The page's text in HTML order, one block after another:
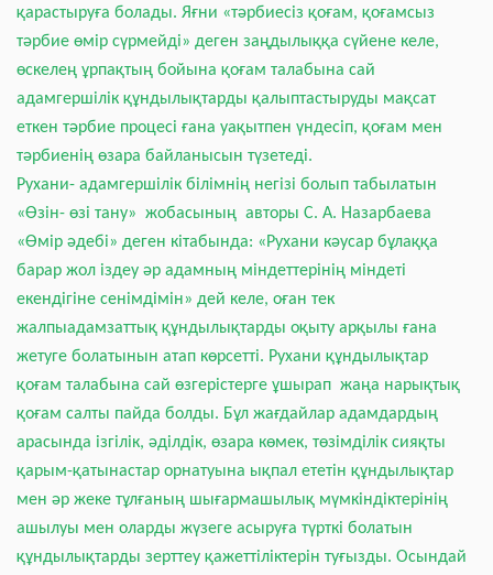
қарастыруға болады. Яғни «тәрбиесіз қоғам, қоғамсыз
тәрбие өмір сүрмейді» деген заңдылыққа сүйене келе,
өскелең ұрпақтың бойына қоғам талабына сай
адамгершілік құндылықтарды қалыптастыруды мақсат
еткен тәрбие процесі ғана уақытпен үндесіп, қоғам мен
тәрбиенің өзара байланысын түзетеді.
Рухани- адамгершілік білімнің негізі болып табылатын
«Өзін- өзі тану» жобасының авторы С. А. Назарбаева
«Өмір әдебі» деген кітабында: «Рухани кәусар бұлаққа
барар жол іздеу әр адамның міндеттерінің міндеті
екендігіне сенімдімін» дей келе, оған тек
жалпыадамзаттық құндылықтарды оқыту арқылы ғана
жетуге болатынын атап көрсетті. Рухани құндылықтар
қоғам талабына сай өзгерістерге ұшырап жаңа нарықтық
қоғам салты пайда болды. Бұл жағдайлар адамдардың
арасында ізгілік, әділдік, өзара көмек, төзімділік сияқты
қарым-қатынастар орнатуына ықпал ететін құндылықтар
мен әр жеке тұлғаның шығармашылық мүмкіндіктерінің
ашылуы мен оларды жүзеге асыруға түрткі болатын
құндылықтарды зерттеу қажеттіліктерін туғызды. Осындай